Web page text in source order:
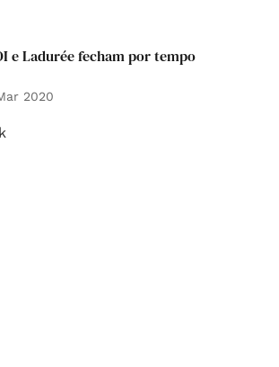
e Ladurée fecham por tempo
2020